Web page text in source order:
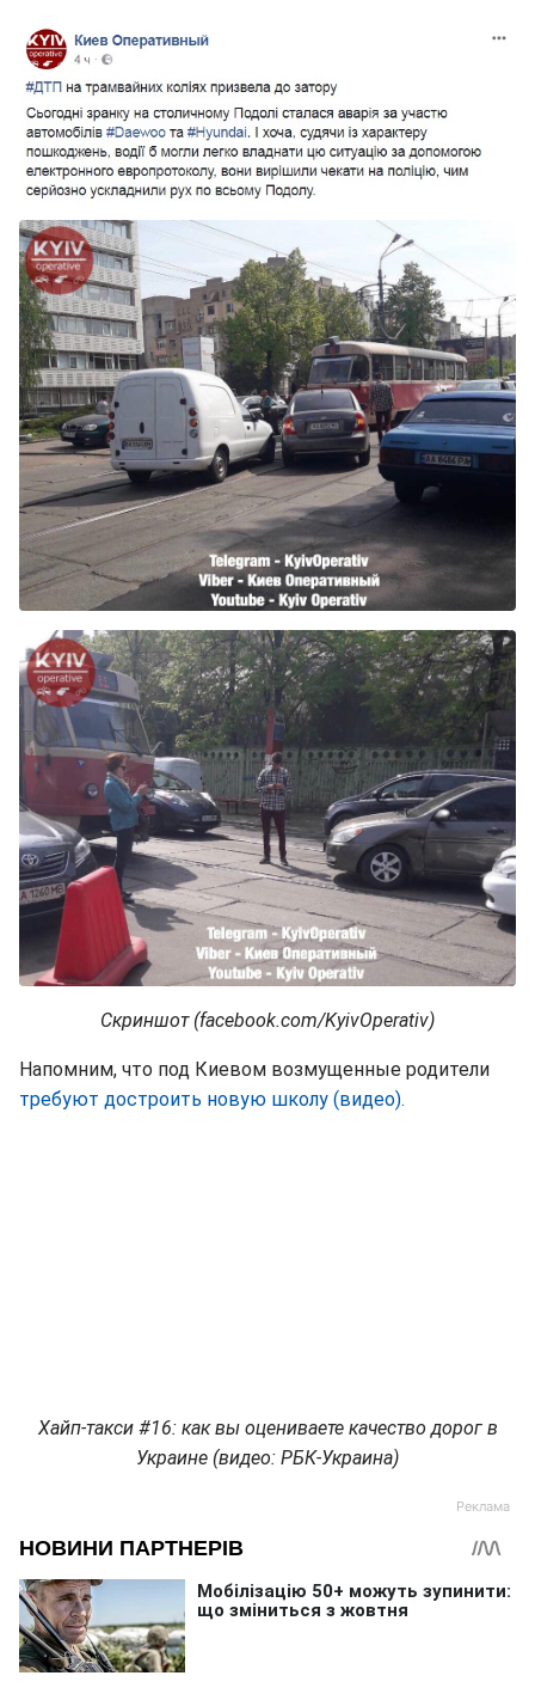
Скриншот (facebook.com/KyivOperativ)
Напомним, что под Киевом возмущенные родители
требуют достроить новую школу (видео).
Хайп-такси #16: как вы оцениваете качество дорог в
Украине (видео: РБК-Украина)